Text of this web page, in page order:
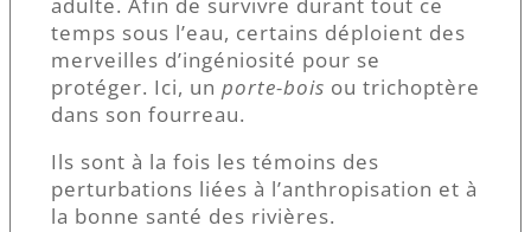
adulte. Afin de survivre durant tout ce
temps sous l’eau, certains déploient des
merveilles d’ingéniosité pour se
protéger. Ici, un porte-bois ou trichoptère
dans son fourreau.
Ils sont à la fois les témoins des
perturbations liées à l’anthropisation et à
la bonne santé des rivières.